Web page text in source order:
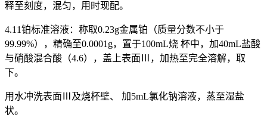
释至刻度，混匀，用时现配。
4.11铂标准溶液：称取0.23g金属铂（质量分数不小于
99.99%），精确至0.0001g，置于100mL烧 杯中，加40mL盐酸
与硝酸混合酸（4.6），盖上表面Ⅲ，加热至完全溶解，取
下。
用水冲洗表面Ⅲ及烧杯壁、 加5mL氯化钠溶液，蒸至湿盐
状。